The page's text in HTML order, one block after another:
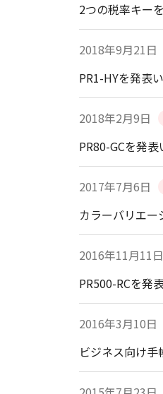
2つの税率キー
2018年9月21日
PR1-HYを発表
2018年2月9日
PR80-GCを発表
2017年7月6日
カラーバリエー
2016年11月11日
PR500-RCを発
2016年3月10日
ビジネス向け